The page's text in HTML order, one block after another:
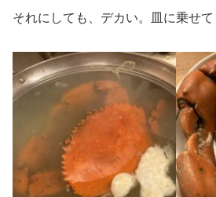
それにしても、デカい。皿に乗せて